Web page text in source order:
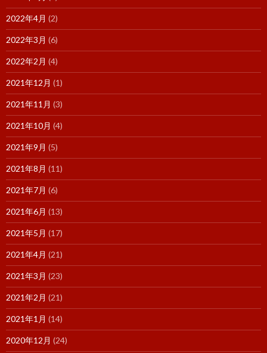
2022年4月 (2)
2022年3月 (6)
2022年2月 (4)
2021年12月 (1)
2021年11月 (3)
2021年10月 (4)
2021年9月 (5)
2021年8月 (11)
2021年7月 (6)
2021年6月 (13)
2021年5月 (17)
2021年4月 (21)
2021年3月 (23)
2021年2月 (21)
2021年1月 (14)
2020年12月 (24)